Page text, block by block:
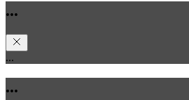
...
...
...